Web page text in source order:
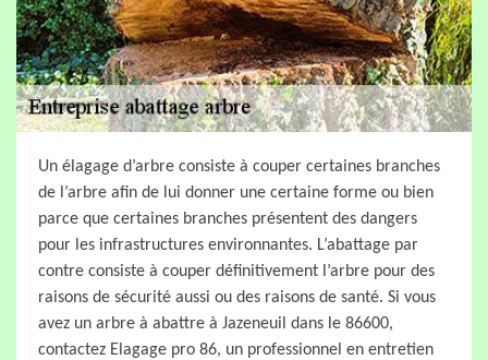
Un élagage d’arbre consiste à couper certaines branches
de l’arbre afin de lui donner une certaine forme ou bien
parce que certaines branches présentent des dangers
pour les infrastructures environnantes. L’abattage par
contre consiste à couper définitivement l’arbre pour des
raisons de sécurité aussi ou des raisons de santé. Si vous
avez un arbre à abattre à Jazeneuil dans le 86600,
contactez Elagage pro 86, un professionnel en entretien